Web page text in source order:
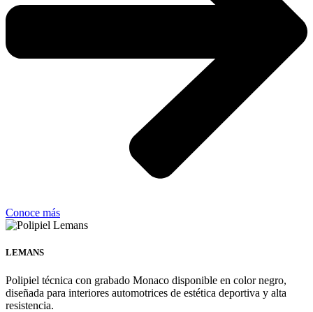
Conoce más
LEMANS
Polipiel técnica con grabado Monaco disponible en color negro,
diseñada para interiores automotrices de estética deportiva y alta
resistencia.